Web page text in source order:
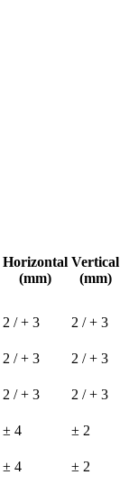
Horizontal
(mm)
Vertical
(mm)
2 / + 3
2 / + 3
2 / + 3
2 / + 3
2 / + 3
2 / + 3
± 4
± 2
± 4
± 2